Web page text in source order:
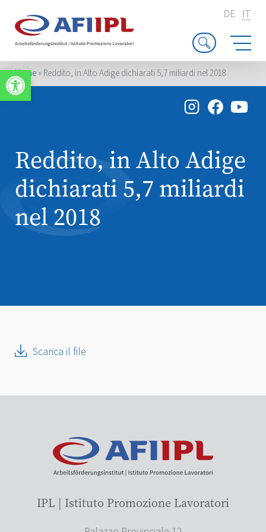
Apri la barra degli strumenti
DE IT
Home» Reddito, in Alto Adige dichiarati 5,7 miliardi nel 2018
Reddito, in Alto Adige
dichiarati 5,7 miliardi
nel 2018
Scarica il file
IPL | Istituto Promozione Lavoratori